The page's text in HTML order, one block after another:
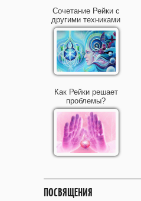
Сочетание Рейки с
другими техниками
Как Рейки решает
проблемы?
ПОСВЯЩЕНИЯ